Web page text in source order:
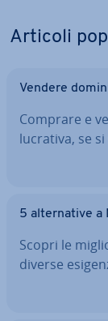
Articoli
Vendere
Comprare e
lucrativa, se
5 al­ter­na­ti­ve a
Scopri le
diverse